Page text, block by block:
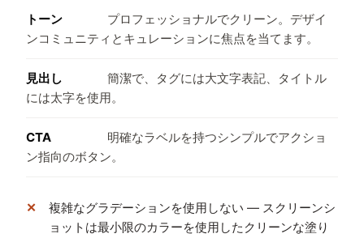
トーン
プロフェッショナルでクリーン。デザイ
ンコミュニティとキュレーションに焦点を当てます。
見出し
簡潔で、タグには大文字表記、タイトル
には太字を使用。
CTA
明確なラベルを持つシンプルでアクショ
ン指向のボタン。
複雑なグラデーションを使用しない — スクリーンシ
ョットは最小限のカラーを使用したクリーンな塗り